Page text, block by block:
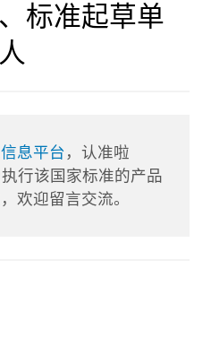
标准起草单
息平台 ，认准啦
行该国家标准的产品
，欢迎留言交流。